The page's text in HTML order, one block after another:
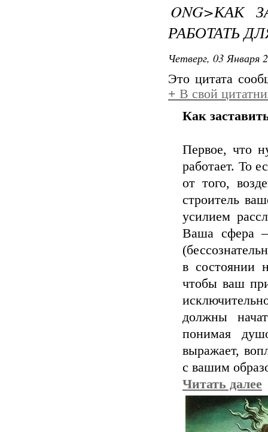
ONG>КАК
РАБОТАТЬ
Четверг, 03 Января
Это цитата
+ В свой
Как
Первое, что
работает. То
от того,
строитель
усилием
Ваша сфера
в состоянии
чтобы ваш
должны
понимая
выражает,
с вашим
Читать далее